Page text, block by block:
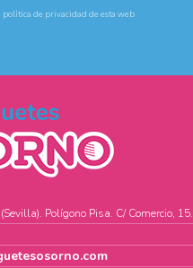
política de privacidad de esta web
Polígono Pisa. C/ Comercio, 15.